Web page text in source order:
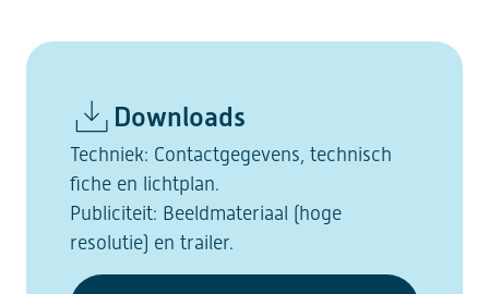
Downloads
Techniek: Contactgegevens, technisch
fiche en lichtplan.
Publiciteit: Beeldmateriaal (hoge
resolutie) en trailer.